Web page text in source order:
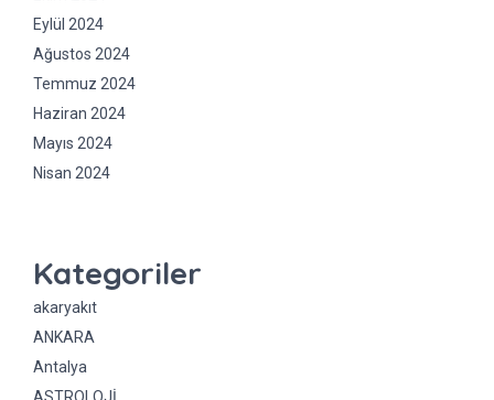
Eylül 2024
Ağustos 2024
Temmuz 2024
Haziran 2024
Mayıs 2024
Nisan 2024
Kategoriler
akaryakıt
ANKARA
Antalya